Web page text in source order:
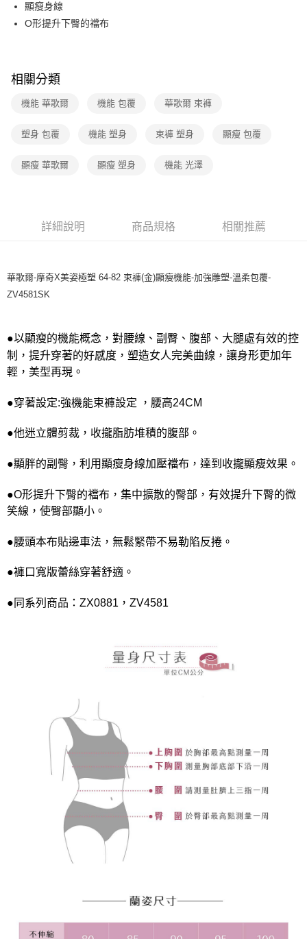
全家取貨付款
每筆NT$80，滿NT$1,000(含以上)免運費
每筆NT$80，滿NT$1,000(含以上)免運費
7-11取貨付款
付款後7-11取貨
每筆NT$80，滿NT$1,000(含以上)免運費
付款後門市自取
每筆NT$80，滿NT$1,000(含以上)免運費
顯瘦身線
O形提升下臀的襠布
相關分類
機能 華歌爾 機能 包覆 華歌爾 束褲
塑身 包覆 機能 塑身 束褲 塑身 顯瘦 包覆
顯瘦 華歌爾 顯瘦 塑身 機能 光澤
詳細說明 商品規格 相關推薦
華歌爾-摩奇X美姿極塑 64-82 束褲(金)顯瘦機能-加強雕塑-溫柔包覆-
ZV4581SK
●以顯瘦的機能概念，對腰線、副臀、腹部、大腿處有效的控
制，提升穿著的好感度，塑造女人完美曲線，讓身形更加年
輕，美型再現。
●穿著設定:強機能束褲設定 ，腰高24CM
●他迷立體剪裁，收攏脂肪堆積的腹部。
●顯胖的副臀，利用顯瘦身線加壓襠布，達到收攏顯瘦效果。
●O形提升下臀的襠布，集中擴散的臀部，有效提升下臀的微
笑線，使臀部顯小。
●腰頭本布貼邊車法，無鬆緊帶不易勒陷反捲。
●褲口寬版蕾絲穿著舒適。
●同系列商品：ZX0881，ZV4581